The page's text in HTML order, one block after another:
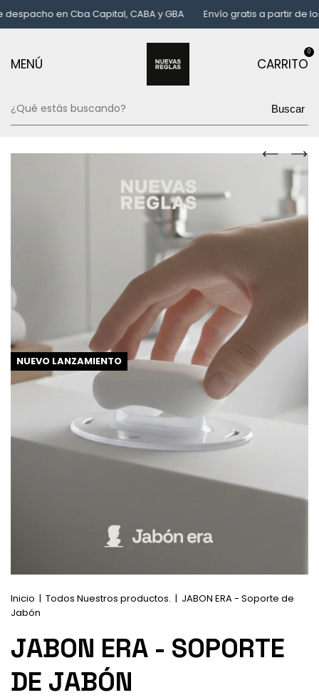
en Cba Capital, CABA y GBA Envío gratis a partir de los
MENÚ CARRITO
0
Buscar
NUEVO LANZAMIENTO
Inicio | Todos Nuestros productos. | JABON ERA - Soporte de
Jabón
JABON ERA - SOPORTE
DE JABÓN